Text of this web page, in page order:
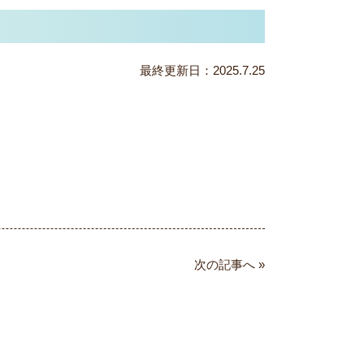
最終更新日：2025.7.25
次の記事へ »